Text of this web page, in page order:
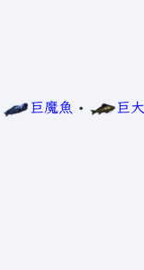
巨魔魚 • 巨